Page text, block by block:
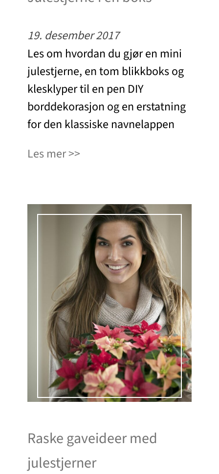
19. desember 2017
Les om hvordan du gjør en mini
julestjerne, en tom blikkboks og
klesklyper til en pen DIY
borddekorasjon og en erstatning
for den klassiske navnelappen
Les mer
Raske gaveideer med
julestjerner